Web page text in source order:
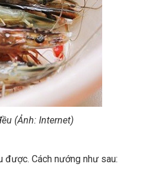
(Ảnh: Internet)
Cách nướng như sau: